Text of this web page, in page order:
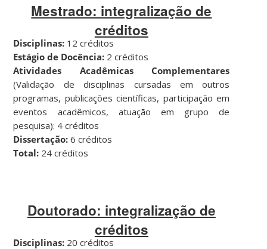
Mestrado: integralização de
créditos
Disciplinas: 12 créditos
Estágio de Docência: 2 créditos
Atividades Acadêmicas Complementares
(Validação de disciplinas cursadas em outros
programas, publicações científicas, participação em
eventos acadêmicos, atuação em grupo de
pesquisa): 4 créditos
Dissertação: 6 créditos
Total: 24 créditos
Doutorado: integralização de
créditos
Disciplinas: 20 créditos